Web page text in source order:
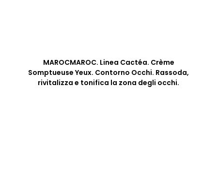
MAROCMAROC. Linea Cactéa. Crème
Somptueuse Yeux. Contorno Occhi. Rassoda,
rivitalizza e tonifica la zona degli occhi.